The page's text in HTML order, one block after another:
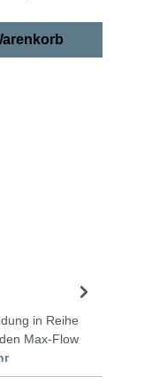
in Reihe
Max-Flow